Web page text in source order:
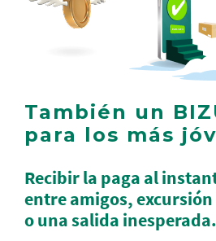
También un
para los más
Recibir la paga al
entre amigos,
o una salida inesperada.